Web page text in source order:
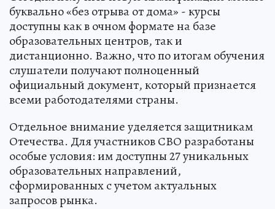
буквально «без отрыва от дома» - курсы
доступны как в очном формате на базе
образовательных центров, так и
дистанционно. Важно, что по итогам обучения
слушатели получают полноценный
официальный документ, который признается
всеми работодателями страны.
Отдельное внимание уделяется защитникам
Отечества. Для участников СВО разработаны
особые условия: им доступны 27 уникальных
образовательных направлений,
сформированных с учетом актуальных
запросов рынка.